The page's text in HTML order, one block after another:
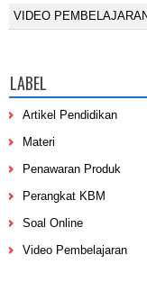
VIDEO
LABEL
Artikel Pendidikan
Materi
Penawaran Produk
Perangkat KBM
Soal Online
Video Pembelajaran